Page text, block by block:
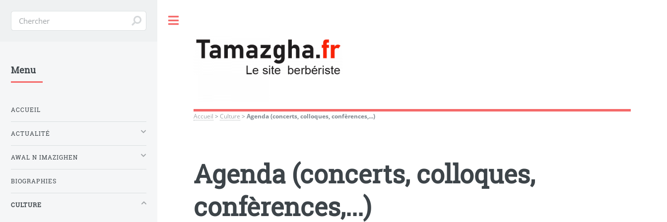
Accueil >Culture >Agenda (concerts, colloques, confèrences,...)
Agenda (concerts, colloques,
confèrences,...)
Menu
ACCUEIL
ACTUALITÉ
AWAL N IMAZIGHEN
BIOGRAPHIES
CULTURE